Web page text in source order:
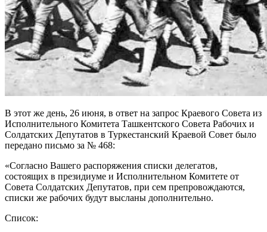
В этот же день, 26 июня, в ответ на запрос Краевого Совета из
Исполнительного Комитета Ташкентского Совета Рабочих и
Солдатских Депутатов в Туркестанский Краевой Совет было
передано письмо за № 468:
«Согласно Вашего распоряжения списки делегатов,
состоящих в президиуме и Исполнительном Комитете от
Совета Солдатских Депутатов, при сем препровождаются,
списки же рабочих будут высланы дополнительно.
Список: